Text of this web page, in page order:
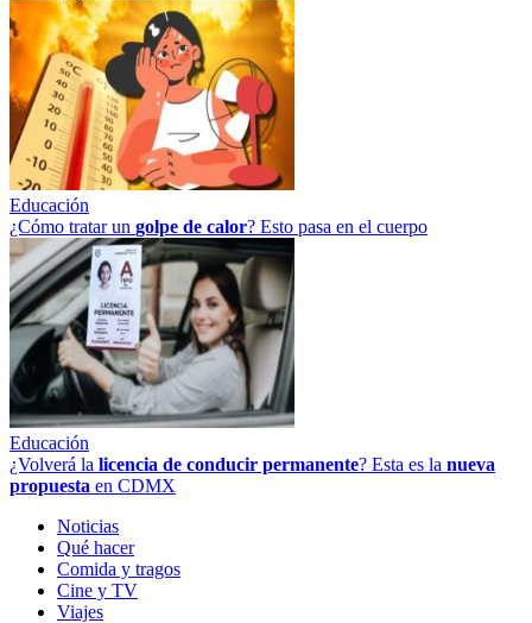
Educación
¿Cómo tratar un golpe de calor? Esto pasa en el cuerpo
Educación
¿Volverá la licencia de conducir permanente? Esta es la nueva
propuesta en CDMX
Noticias
Qué hacer
Comida y tragos
Cine y TV
Viajes